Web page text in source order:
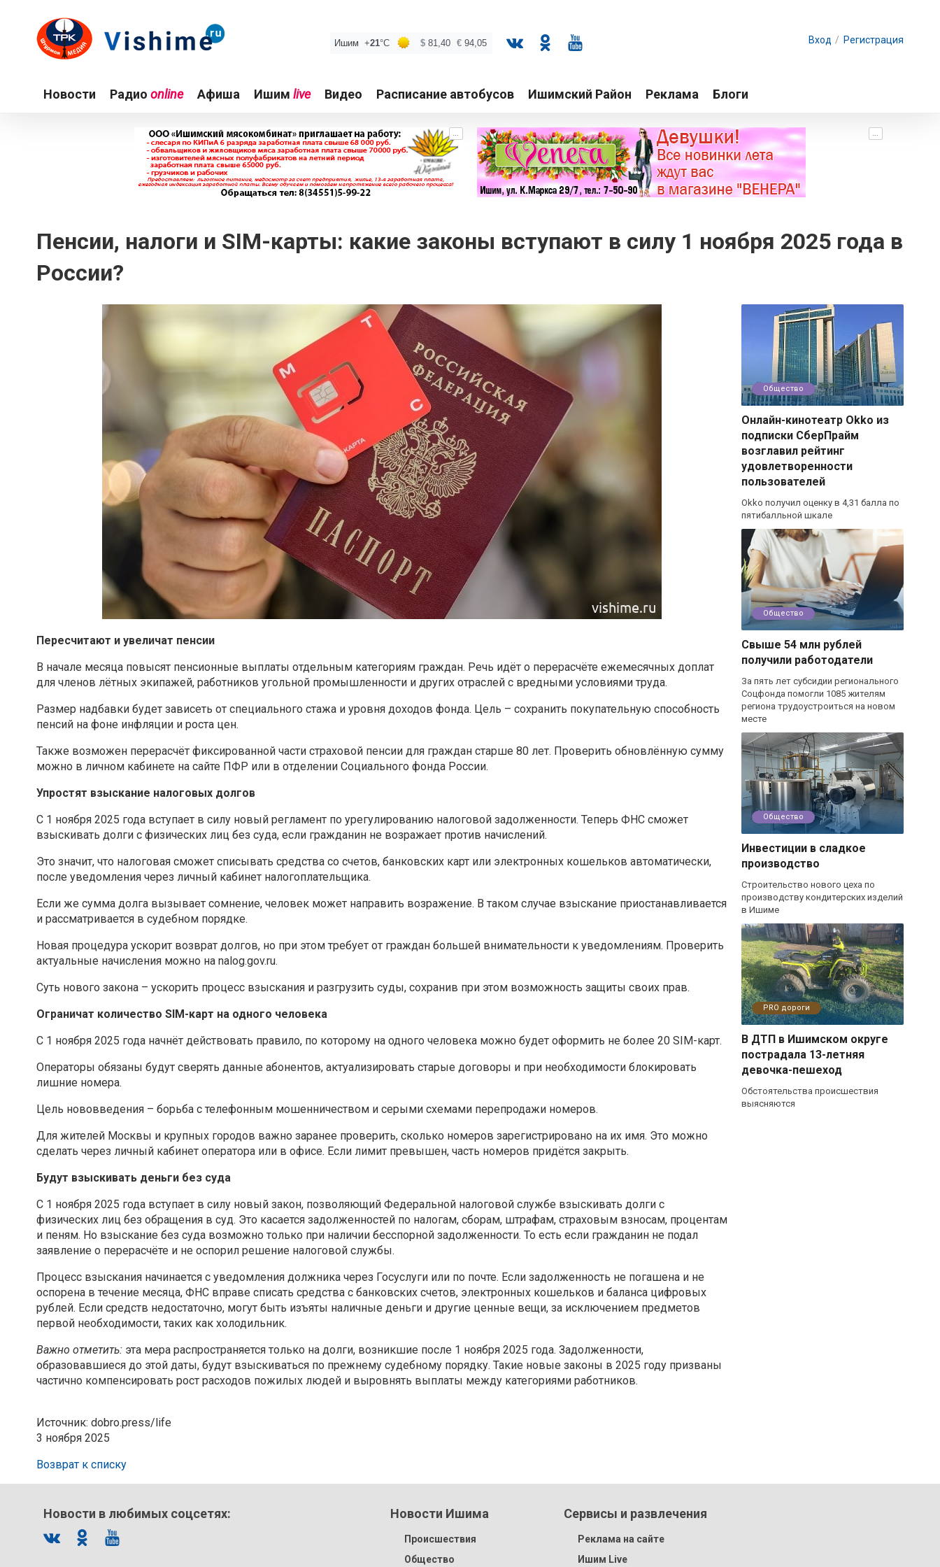
Вход / Регистрация
Новости Радио online Афиша Ишим live Видео Расписание автобусов Ишимский Район Реклама Блоги
... ...
Пенсии, налоги и SIM-карты: какие законы вступают в силу 1 ноября 2025 года в
России?
Пересчитают и увеличат пенсии
В начале месяца повысят пенсионные выплаты отдельным категориям граждан. Речь идёт о перерасчёте ежемесячных доплат
для членов лётных экипажей, работников угольной промышленности и других отраслей с вредными условиями труда.
Размер надбавки будет зависеть от специального стажа и уровня доходов фонда. Цель – сохранить покупательную способность
пенсий на фоне инфляции и роста цен.
Также возможен перерасчёт фиксированной части страховой пенсии для граждан старше 80 лет. Проверить обновлённую сумму
можно в личном кабинете на сайте ПФР или в отделении Социального фонда России.
Упростят взыскание налоговых долгов
С 1 ноября 2025 года вступает в силу новый регламент по урегулированию налоговой задолженности. Теперь ФНС сможет
взыскивать долги с физических лиц без суда, если гражданин не возражает против начислений.
Это значит, что налоговая сможет списывать средства со счетов, банковских карт или электронных кошельков автоматически,
после уведомления через личный кабинет налогоплательщика.
Если же сумма долга вызывает сомнение, человек может направить возражение. В таком случае взыскание приостанавливается
и рассматривается в судебном порядке.
Новая процедура ускорит возврат долгов, но при этом требует от граждан большей внимательности к уведомлениям. Проверить
актуальные начисления можно на nalog.gov.ru.
Суть нового закона – ускорить процесс взыскания и разгрузить суды, сохранив при этом возможность защиты своих прав.
Ограничат количество SIM-карт на одного человека
С 1 ноября 2025 года начнёт действовать правило, по которому на одного человека можно будет оформить не более 20 SIM-карт.
Операторы обязаны будут сверять данные абонентов, актуализировать старые договоры и при необходимости блокировать
лишние номера.
Цель нововведения – борьба с телефонным мошенничеством и серыми схемами перепродажи номеров.
Для жителей Москвы и крупных городов важно заранее проверить, сколько номеров зарегистрировано на их имя. Это можно
сделать через личный кабинет оператора или в офисе. Если лимит превышен, часть номеров придётся закрыть.
Будут взыскивать деньги без суда
С 1 ноября 2025 года вступает в силу новый закон, позволяющий Федеральной налоговой службе взыскивать долги с
физических лиц без обращения в суд. Это касается задолженностей по налогам, сборам, штрафам, страховым взносам, процентам
и пеням. Но взыскание без суда возможно только при наличии бесспорной задолженности. То есть если гражданин не подал
заявление о перерасчёте и не оспорил решение налоговой службы.
Процесс взыскания начинается с уведомления должника через Госуслуги или по почте. Если задолженность не погашена и не
оспорена в течение месяца, ФНС вправе списать средства с банковских счетов, электронных кошельков и баланса цифровых
рублей. Если средств недостаточно, могут быть изъяты наличные деньги и другие ценные вещи, за исключением предметов
первой необходимости, таких как холодильник.
Важно отметить: эта мера распространяется только на долги, возникшие после 1 ноября 2025 года. Задолженности,
образовавшиеся до этой даты, будут взыскиваться по прежнему судебному порядку. Такие новые законы в 2025 году призваны
частично компенсировать рост расходов пожилых людей и выровнять выплаты между категориями работников.
Источник: dobro.press/life
3 ноября 2025
Возврат к списку
Общество
Онлайн-кинотеатр Okko из
подписки СберПрайм
возглавил рейтинг
удовлетворенности
пользователей
Okko получил оценку в 4,31 балла по
пятибалльной шкале
Общество
Свыше 54 млн рублей
получили работодатели
За пять лет субсидии регионального
Соцфонда помогли 1085 жителям
региона трудоустроиться на новом
месте
Общество
Инвестиции в сладкое
производство
Строительство нового цеха по
производству кондитерских изделий
в Ишиме
PRO дороги
В ДТП в Ишимском округе
пострадала 13-летняя
девочка-пешеход
Обстоятельства происшествия
выясняются
Новости в любимых соцсетях: Новости Ишима
Происшествия
Общество
Сервисы и развлечения
Реклама на сайте
Ишим Live